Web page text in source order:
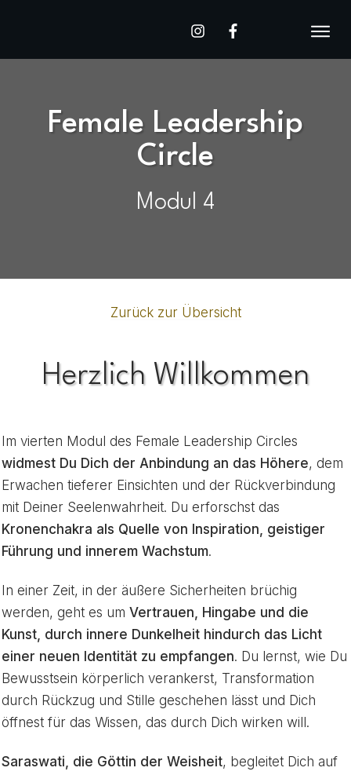
Female Leadership
Circle
Modul 4
Zurück zur Übersicht
Herzlich Willkommen
Im vierten Modul des Female Leadership Circles
widmest Du Dich der Anbindung an das Höhere, dem
Erwachen tieferer Einsichten und der Rückverbindung
mit Deiner Seelenwahrheit. Du erforschst das
Kronenchakra als Quelle von Inspiration, geistiger
Führung und innerem Wachstum.
In einer Zeit, in der äußere Sicherheiten brüchig
werden, geht es um Vertrauen, Hingabe und die
Kunst, durch innere Dunkelheit hindurch das Licht
einer neuen Identität zu empfangen. Du lernst, wie Du
Bewusstsein körperlich verankerst, Transformation
durch Rückzug und Stille geschehen lässt und Dich
öffnest für das Wissen, das durch Dich wirken will.
Saraswati, die Göttin der Weisheit, begleitet Dich auf